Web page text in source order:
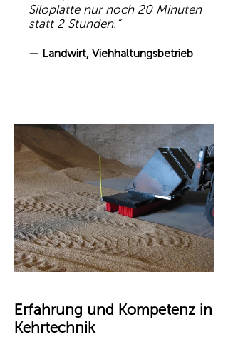
Siloplatte nur noch 20 Minuten
statt 2 Stunden.“
— Landwirt, Viehhaltungsbetrieb
Erfahrung und Kompetenz in
Kehrtechnik